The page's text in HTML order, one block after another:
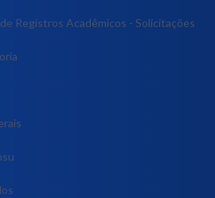
Registros Acadêmicos - Solicitações